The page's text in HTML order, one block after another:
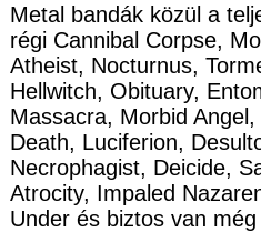
Metal bandák közül a
régi Cannibal Corpse,
Atheist, Nocturnus,
Hellwitch, Obituary,
Massacra, Morbid
Death, Luciferion,
Necrophagist, Deicide,
Atrocity, Impaled
Under és biztos van még